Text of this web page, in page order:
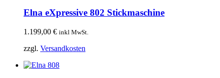
Elna eXpressive 802 Stickmaschine
1.199,00 € inkl MwSt.
zzgl. Versandkosten